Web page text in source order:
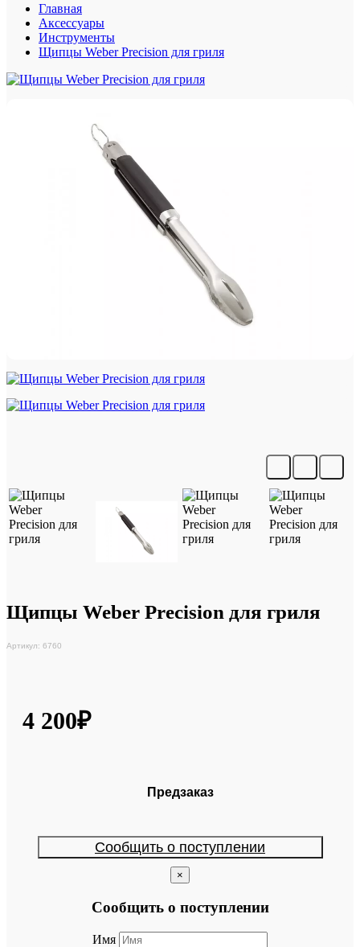
Главная
Аксессуары
Инструменты
Щипцы Weber Precision для гриля
Щипцы Weber Precision для гриля
Артикул: 6760
4 200₽
Предзаказ
Сообщить о поступлении
×
Сообщить о поступлении
Имя